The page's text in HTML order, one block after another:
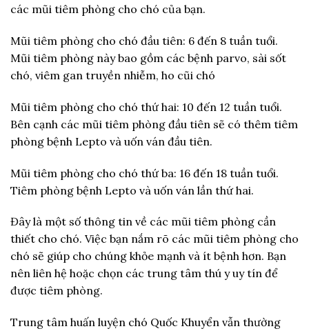
các mũi tiêm phòng cho chó của bạn.
Mũi tiêm phòng cho chó đầu tiên: 6 đến 8 tuần tuổi.
Mũi tiêm phòng này bao gồm các bệnh parvo, sài sốt
chó, viêm gan truyền nhiễm, ho cũi chó
Mũi tiêm phòng cho chó thứ hai: 10 đến 12 tuần tuổi.
Bên cạnh các mũi tiêm phòng đầu tiên sẽ có thêm tiêm
phòng bệnh Lepto và uốn ván đầu tiên.
Mũi tiêm phòng cho chó thứ ba: 16 đến 18 tuần tuổi.
Tiêm phòng bệnh Lepto và uốn ván lần thứ hai.
Đây là một số thông tin về các mũi tiêm phòng cần
thiết cho chó. Việc bạn nắm rõ các mũi tiêm phòng cho
chó sẽ giúp cho chúng khỏe mạnh và ít bệnh hơn. Bạn
nên liên hệ hoặc chọn các trung tâm thú y uy tín để
được tiêm phòng.
Trung tâm huấn luyện chó Quốc Khuyển vẫn thường